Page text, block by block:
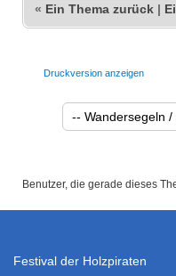
« Ein Thema zurück |
Druckversion anzeigen
Benutzer, die gerade dieses
Festival der Holzpiraten